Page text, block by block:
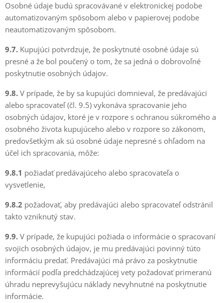
Osobné údaje budú spracovávané v elektronickej podobe
automatizovaným spôsobom alebo v papierovej podobe
neautomatizovaným spôsobom.
9.7. Kupujúci potvrdzuje, že poskytnuté osobné údaje sú
presné a že bol poučený o tom, že sa jedná o dobrovoľné
poskytnutie osobných údajov.
9.8. V prípade, že by sa kupujúci domnieval, že predávajúci
alebo spracovateľ (čl. 9.5) vykonáva spracovanie jeho
osobných údajov, ktoré je v rozpore s ochranou súkromého a
osobného života kupujúceho alebo v rozpore so zákonom,
predovšetkým ak sú osobné údaje nepresné s ohľadom na
účel ich spracovania, môže:
9.8.1 požiadať predávajúceho alebo spracovateľa o
vysvetlenie,
9.8.2 požadovať, aby predávajúci alebo spracovateľ odstránil
takto vzniknutý stav.
9.9. V prípade, že kupujúci požiada o informácie o spracovaní
svojich osobných údajov, je mu predávajúci povinný túto
informáciu predať. Predávajúci má právo za poskytnutie
informácií podľa predchádzajúcej vety požadovať primeranú
úhradu neprevyšujúcu náklady nevyhnutné na poskytnutie
informácie.